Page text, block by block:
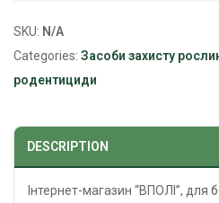
SKU: N/A
Categories: Засоби захисту
родентициди
DESCRIPTION
Інтернет-магазин “ВПОЛІ”, для